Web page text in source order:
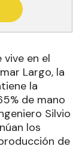
en el
Largo, la
la
de mano
Silvio
los
de